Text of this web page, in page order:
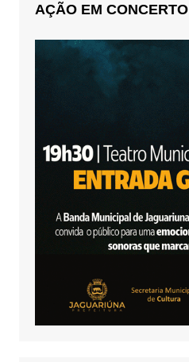
AÇÃO EM CONCERTO